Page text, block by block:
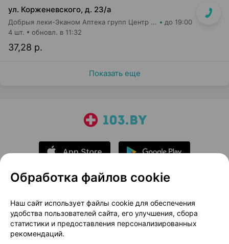
ул. Корженевского, д. 23/а
Добрыя леки-Эканом Аптека групп Центр ООО Аптека №6 до 19:00
37,28 р.
4 шт. обновл. в 11:32
Показать еще
О проекте
Новости проекта
Размещение рекламы
Медицинский маркетинг
Публичный договор
Доставка
Обработка файлов cookie
Наш сайт использует файлы cookie для обеспечения
удобства пользователей сайта, его улучшения, сбора
статистики и предоставления персонализированных
рекомендаций.